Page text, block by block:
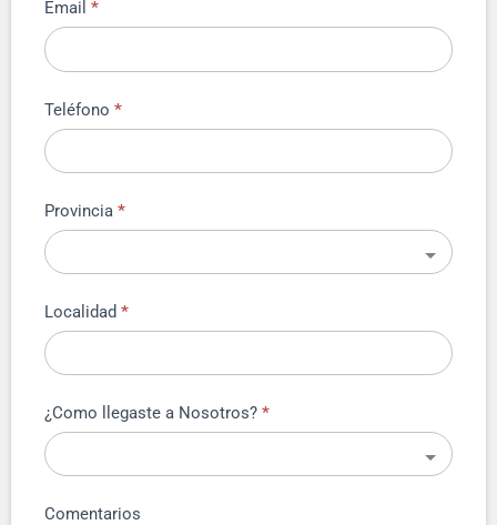
Email *
Teléfono *
Provincia *
Localidad *
¿Como llegaste a Nosotros? *
Comentarios